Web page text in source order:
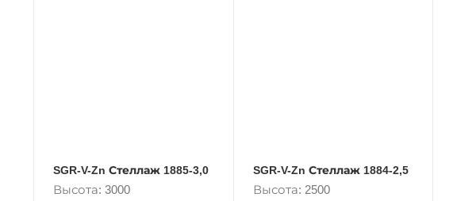
SGR-V-Zn Стеллаж 1885-3,0
Высота: 3000
SGR-V-Zn Стеллаж 1884-2,5
Высота: 2500